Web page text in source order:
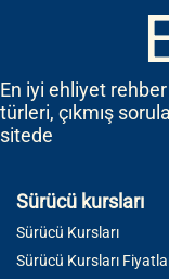
En iyi ehliyet
türleri, çıkmış
sitede
Sürücü kursları
Sürücü Kursları
Sürücü Kursları